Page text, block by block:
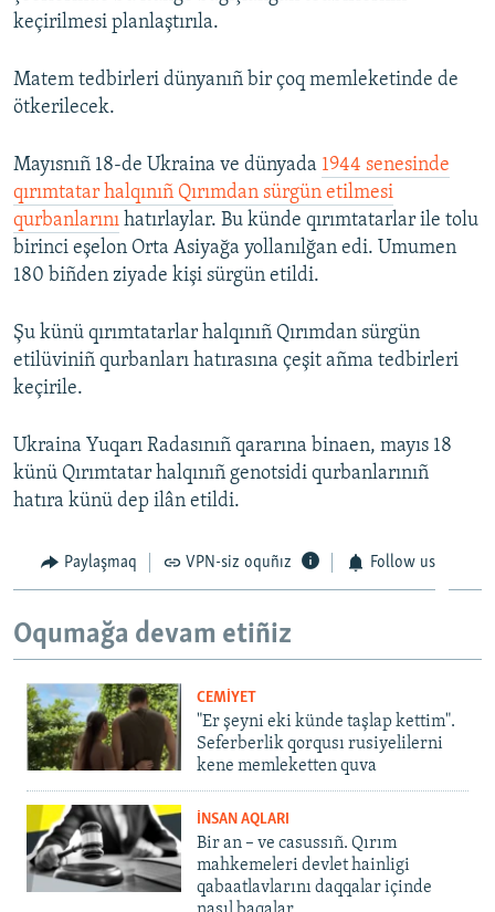
keçirilmesi planlaştırıla.
Matem tedbirleri dünyanıñ bir çoq memleketinde de
ötkerilecek.
Mayısnıñ 18-de Ukraina ve dünyada 1944 senesinde
qırımtatar halqınıñ Qırımdan sürgün etilmesi
qurbanlarını hatırlaylar. Bu künde qırımtatarlar ile tolu
birinci eşelon Orta Asiyağa yollanılğan edi. Umumen
180 biñden ziyade kişi sürgün etildi.
Şu künü qırımtatarlar halqınıñ Qırımdan sürgün
etilüviniñ qurbanları hatırasına çeşit añma tedbirleri
keçirile.
Ukraina Yuqarı Radasınıñ qararına binaen, mayıs 18
künü Qırımtatar halqınıñ genotsidi qurbanlarınıñ
hatıra künü dep ilân etildi.
Paylaşmaq VPN-siz oquñız Follow us
Oqumağa devam etiñiz
CEMİYET
"Er şeyni eki künde taşlap kettim".
Seferberlik qorqusı rusiyelilerni
kene memleketten quva
İNSAN AQLARI
Bir an – ve casussıñ. Qırım
mahkemeleri devlet hainligi
qabaatlavlarını daqqalar içinde